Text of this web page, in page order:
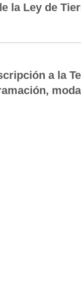
la Ley de
a la